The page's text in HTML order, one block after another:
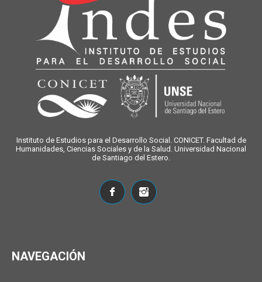
Instituto de Estudios para el Desarrollo Social. CONICET. Facultad de
Humanidades, Ciencias Sociales y de la Salud. Universidad Nacional
de Santiago del Estero.
NAVEGACIÓN